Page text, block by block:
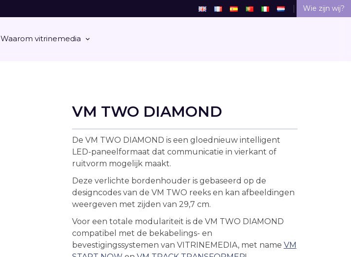
Waarom vitrinemedia
Wie zijn wij?
VM TWO DIAMOND
De VM TWO DIAMOND is een gloednieuw intelligent
LED-paneelformaat dat communicatie in vierkant of
ruitvorm mogelijk maakt.
Deze verlichte bordenhouder is gebaseerd op de
designcodes van de VM TWO reeks en kan afbeeldingen
weergeven met zijden van 29,7 cm.
Voor een totale modulariteit is de VM TWO DIAMOND
compatibel met de bekabelings- en
bevestigingssystemen van VITRINEMEDIA, met name VM